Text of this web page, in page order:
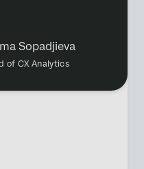
Sopadjieva
of CX Analytics